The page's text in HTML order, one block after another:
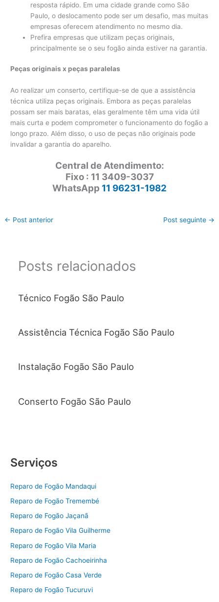
resposta rápido. Em uma cidade grande como São
Paulo, o deslocamento pode ser um desafio, mas muitas
empresas oferecem atendimento no mesmo dia.
Prefira empresas que utilizam peças originais,
principalmente se o seu fogão ainda estiver na garantia.
Peças originais x peças paralelas
Ao realizar um conserto, certifique-se de que a assistência
técnica utiliza peças originais. Embora as peças paralelas
possam ser mais baratas, elas geralmente têm uma vida útil
mais curta e podem comprometer o funcionamento do fogão a
longo prazo. Além disso, o uso de peças não originais pode
invalidar a garantia do aparelho.
Central de Atendimento:
Fixo : 11 3409-3037
WhatsApp 11 96231-1982
← Post anterior Post seguinte →
Posts relacionados
Técnico Fogão São Paulo
Assistência Técnica Fogão São Paulo
Instalação Fogão São Paulo
Conserto Fogão São Paulo
Serviços
Reparo de Fogão Mandaqui
Reparo de Fogão Tremembé
Reparo de Fogão Jaçanã
Reparo de Fogão Vila Guilherme
Reparo de Fogão Vila Maria
Reparo de Fogão Cachoeirinha
Reparo de Fogão Casa Verde
Reparo de Fogão Tucuruvi